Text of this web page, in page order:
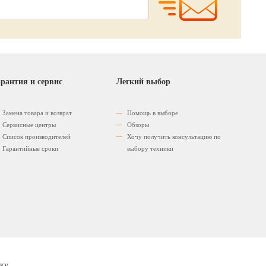
и сервис
Замена товара и возврат
Сервисные центры
Список производителей
Гарантийные сроки
Легкий выбор
Помощь в выборе
Обзоры
Хочу получить консультацию по
выбору техники